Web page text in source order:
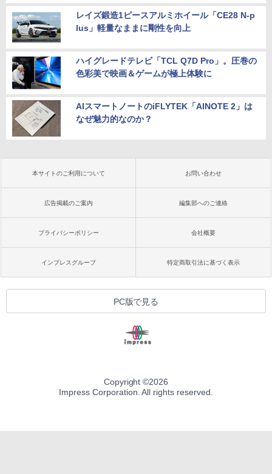
レイズ鍛造1ピースアルミホイール「CE28 N-p
lus」軽量なままに剛性を向上
ハイグレードテレビ「TCL Q7D Pro」。圧巻の
色彩美で映画＆ゲームが極上体験に
AIスマートノートのiFLYTEK「AINOTE 2」は
なぜ魅力的なのか？
本サイトのご利用について お問い合わせ
広告掲載のご案内 編集部へのご連絡
プライバシーポリシー 会社概要
インプレスグループ 特定商取引法に基づく表示
PC版で見る
Copyright ©2026
Impress Corporation. All rights reserved.